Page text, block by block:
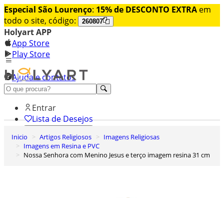
Especial São Lourenço: 15% de DESCONTO EXTRA em
todo o site, código:
260807
Holyart APP
App Store
Play Store
Ajuda e contatos
Conheça premium
Entrar
Lista de Desejos
0
Carrinho de Compras
Inicio Artigos Religiosos
Imagens Religiosas
Imagens em Resina e PVC
Nossa Senhora com Menino Jesus e terço imagem resina 31 cm